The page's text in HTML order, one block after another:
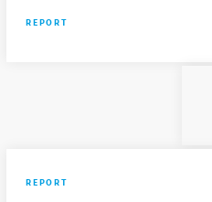
REPORT
REPORT